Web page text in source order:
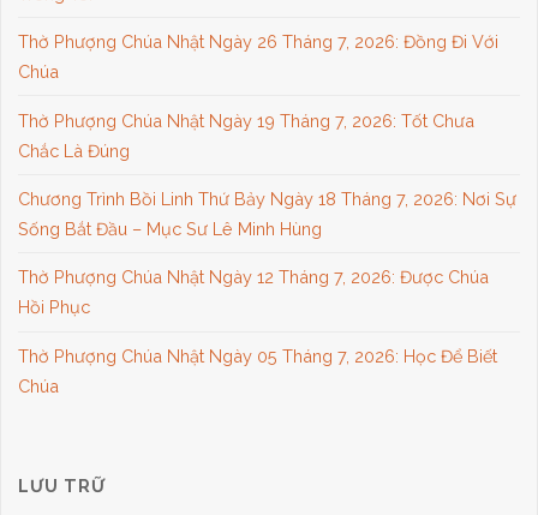
Thờ Phượng Chúa Nhật Ngày 26 Tháng 7, 2026: Đồng Đi Với
Chúa
Thờ Phượng Chúa Nhật Ngày 19 Tháng 7, 2026: Tốt Chưa
Chắc Là Đúng
Chương Trình Bồi Linh Thứ Bảy Ngày 18 Tháng 7, 2026: Nơi Sự
Sống Bắt Đầu – Mục Sư Lê Minh Hùng
Thờ Phượng Chúa Nhật Ngày 12 Tháng 7, 2026: Được Chúa
Hồi Phục
Thờ Phượng Chúa Nhật Ngày 05 Tháng 7, 2026: Học Để Biết
Chúa
LƯU TRỮ